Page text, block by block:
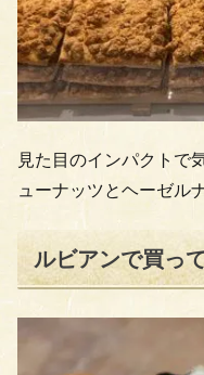
見た目のインパクトで
ューナッツとヘーゼル
ルビアンで買っ